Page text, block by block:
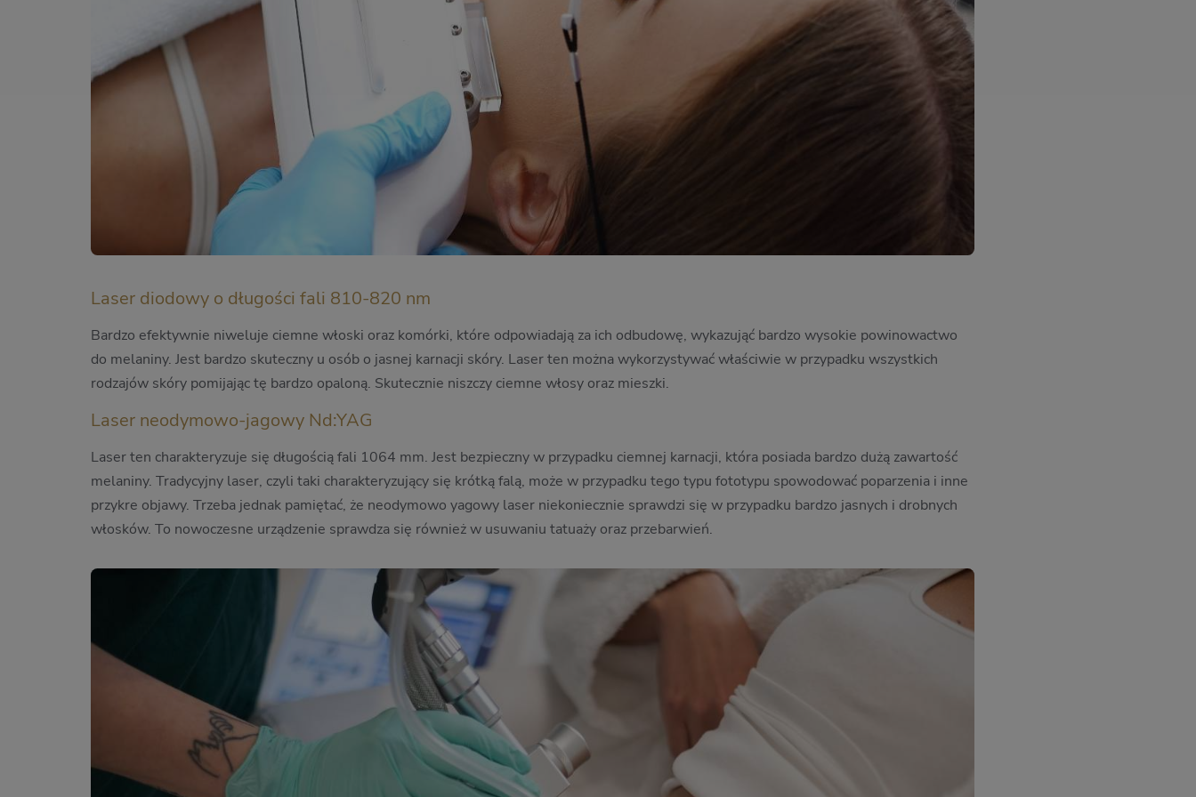
Laser diodowy o długości fali 810-820 nm
Bardzo efektywnie niweluje ciemne włoski oraz komórki, które odpowiadają za ich odbudowę, wykazująć bardzo wysokie powinowactwo
do melaniny. Jest bardzo skuteczny u osób o jasnej karnacji skóry. Laser ten można wykorzystywać właściwie w przypadku wszystkich
rodzajów skóry pomijając tę bardzo opaloną. Skutecznie niszczy ciemne włosy oraz mieszki.
Laser neodymowo-jagowy Nd:YAG
Laser ten charakteryzuje się długością fali 1064 mm. Jest bezpieczny w przypadku ciemnej karnacji, która posiada bardzo dużą zawartość
melaniny. Tradycyjny laser, czyli taki charakteryzujący się krótką falą, może w przypadku tego typu fototypu spowodować poparzenia i inne
przykre objawy. Trzeba jednak pamiętać, że neodymowo yagowy laser niekoniecznie sprawdzi się w przypadku bardzo jasnych i drobnych
włosków. To nowoczesne urządzenie sprawdza się również w usuwaniu tatuaży oraz przebarwień.